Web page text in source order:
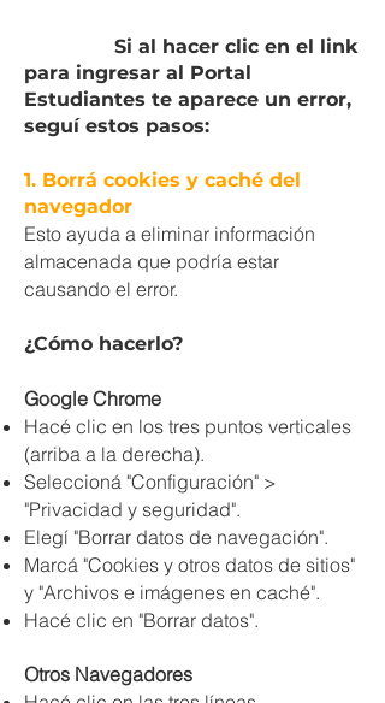
Si al hacer clic en el link
para ingresar al Portal
Estudiantes te aparece un error,
seguí estos pasos:
1. Borrá cookies y caché del
navegador
Esto ayuda a eliminar información
almacenada que podría estar
causando el error.
¿Cómo hacerlo?
Google Chrome
Hacé clic en los tres puntos verticales
(arriba a la derecha).
Seleccioná "Configuración" >
"Privacidad y seguridad".
Elegí "Borrar datos de navegación".
Marcá "Cookies y otros datos de sitios"
y "Archivos e imágenes en caché".
Hacé clic en "Borrar datos".
Otros Navegadores